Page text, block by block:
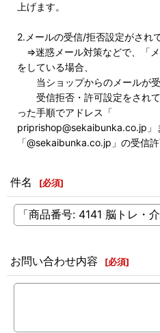
上げます。
2.メールの受信/拒否設定がされ
⇒迷惑メール対策などで、「
をしている場合、
当ショップからのメールが受
受信拒否・許可設定をされて
った手順でアドレス「
priprishop@sekaibunka.co.jp」
「@sekaibunka.co.jp」の受信
件名 [必須]
お問い合わせ内容 [必須]